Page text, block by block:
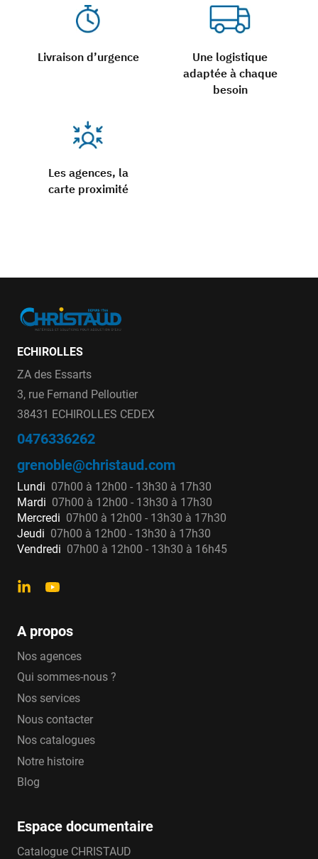
Livraison d’urgence
Une logistique
adaptée à chaque
besoin
Les agences, la
carte proximité
ECHIROLLES
ZA des Essarts
3, rue Fernand Pelloutier
38431 ECHIROLLES CEDEX
0476336262
grenoble@christaud.com
Lundi 07h00 à 12h00 - 13h30 à 17h30
Mardi 07h00 à 12h00 - 13h30 à 17h30
Mercredi 07h00 à 12h00 - 13h30 à 17h30
Jeudi 07h00 à 12h00 - 13h30 à 17h30
Vendredi 07h00 à 12h00 - 13h30 à 16h45
A propos
Nos agences
Qui sommes-nous ?
Nos services
Nous contacter
Nos catalogues
Notre histoire
Blog
Espace documentaire
Catalogue CHRISTAUD